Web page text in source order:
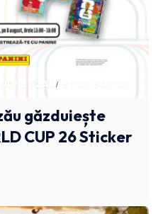
BUZAU
găzduiește
CUP 26 Sticker